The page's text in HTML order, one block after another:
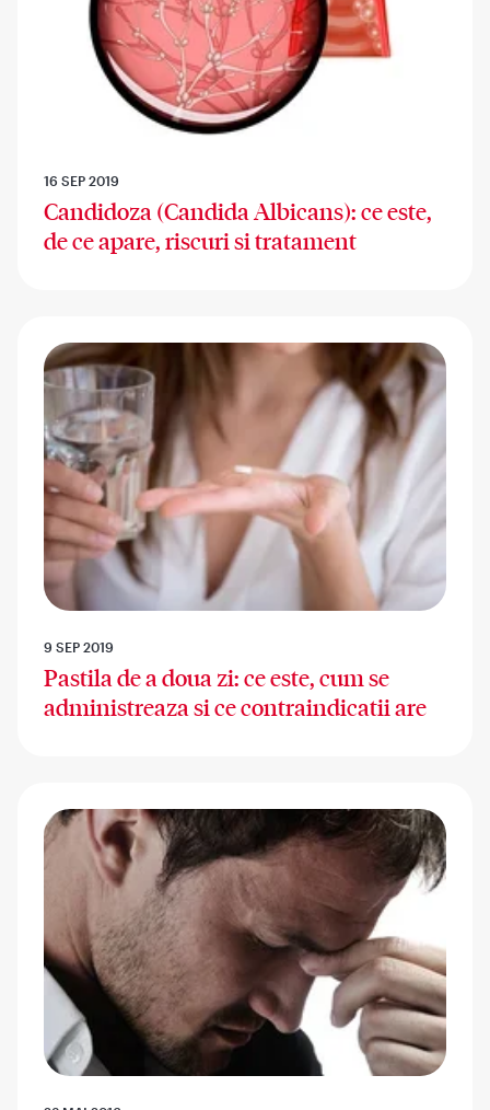
16 SEP 2019
Candidoza (Candida Albicans): ce este,
de ce apare, riscuri si tratament
9 SEP 2019
Pastila de a doua zi: ce este, cum se
administreaza si ce contraindicatii are